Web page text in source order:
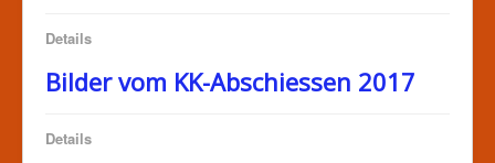
Details
Bilder vom KK-Abschiessen 2017
Details